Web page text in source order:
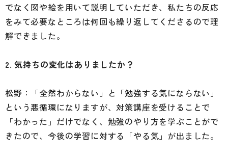
でなく図や絵を用いて説明していただき、私たちの反応
をみて必要なところは何回も繰り返してくださるので理
解できました。
2. 気持ちの変化はありましたか？
松野：「全然わからない」と「勉強する気にならない」
という悪循環になりますが、対策講座を受けることで
「わかった」だけでなく、勉強のやり方を学ぶことがで
きたので、今後の学習に対する「やる気」が出ました。